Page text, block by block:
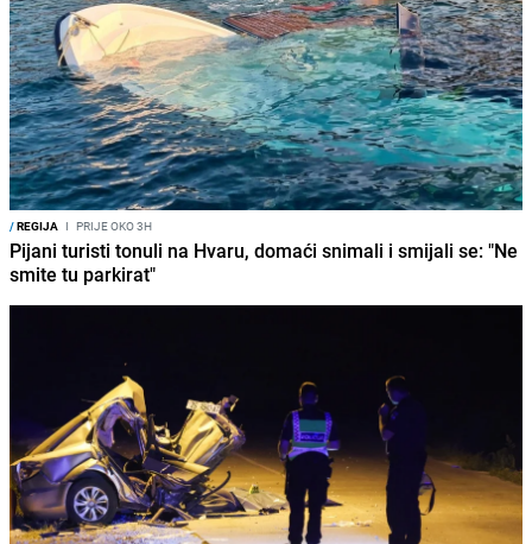
/REGIJA I PRIJE OKO 3H
Pijani turisti tonuli na Hvaru, domaći snimali i smijali se: "Ne
smite tu parkirat"